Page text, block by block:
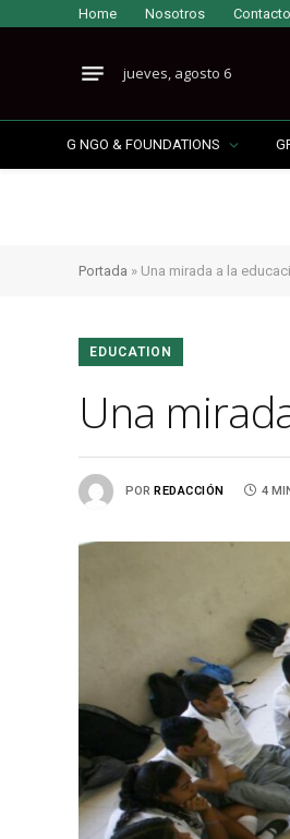
Home Nosotros Contacto
jueves, agosto 6
G NGO & FOUNDATIONS
Portada » Una mirada a la
EDUCATION
Una
POR REDACCIÓN 4